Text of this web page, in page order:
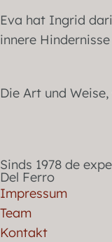
Eva hat Ingrid
innere
Die Art und
Sinds 1978 de
Del Ferro
Impressum
Team
Kontakt